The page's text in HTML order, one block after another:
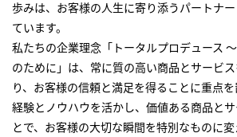
歩みは、お客様の人生に寄り添うパートナ
ています。
私たちの企業理念「トータルプロデュース
のために」は、常に質の高い商品とサービ
り、お客様の信頼と満足を得ることに重点
経験とノウハウを活かし、価値ある商品と
とで、お客様の大切な瞬間を特別なものに変